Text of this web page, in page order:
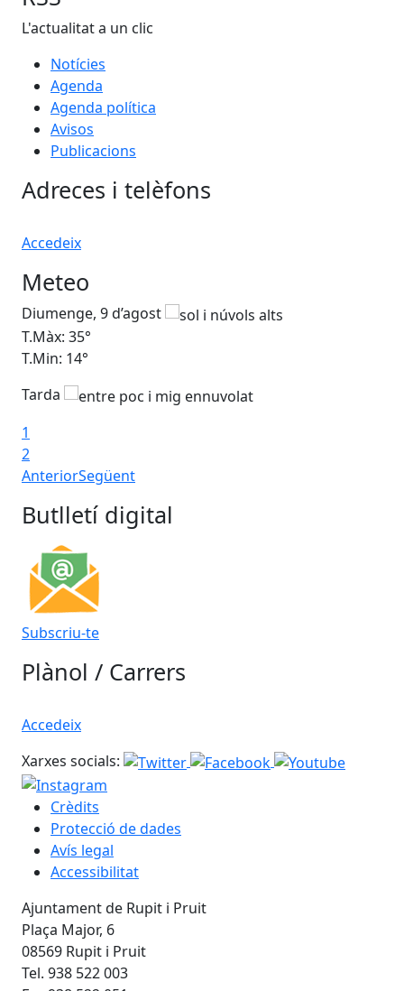
L'actualitat a un clic
Notícies
Agenda
Agenda política
Avisos
Publicacions
Adreces i telèfons
Accedeix
Meteo
Diumenge, 9 d’agost
T.Màx: 35°
T.Min: 14°
Tarda
1
2
AnteriorSegüent
Butlletí digital
Subscriu-te
Plànol / Carrers
Accedeix
Xarxes socials:
Crèdits
Protecció de dades
Avís legal
Accessibilitat
Ajuntament de Rupit i Pruit
Plaça Major, 6
08569 Rupit i Pruit
Tel. 938 522 003